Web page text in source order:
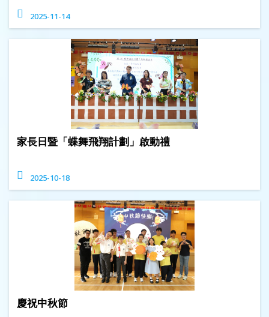
2025-11-14
家長日暨「蝶舞飛翔計劃」啟動禮
2025-10-18
慶祝中秋節